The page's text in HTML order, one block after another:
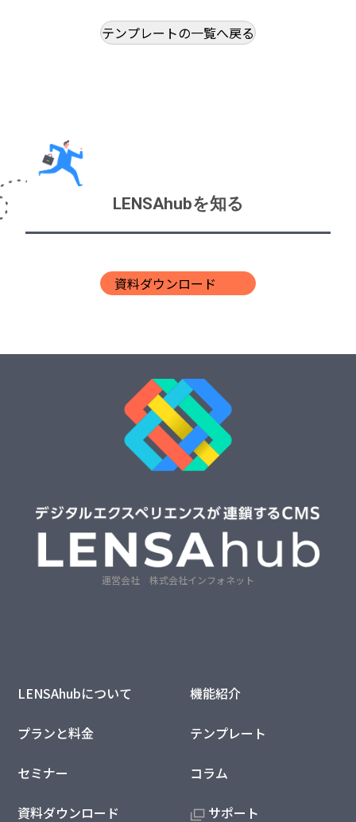
テンプレートの一覧へ戻る
LENSAhubを知る
資料ダウンロード
運営会社　株式会社インフォネット
LENSAhubについて 機能紹介
プランと料金 テンプレート
セミナー コラム
資料ダウンロード サポート